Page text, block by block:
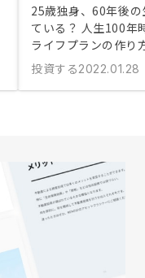
25歳独身、60年後
ている？ 人生100年
ライフプランの作り
投資する2022.01.28